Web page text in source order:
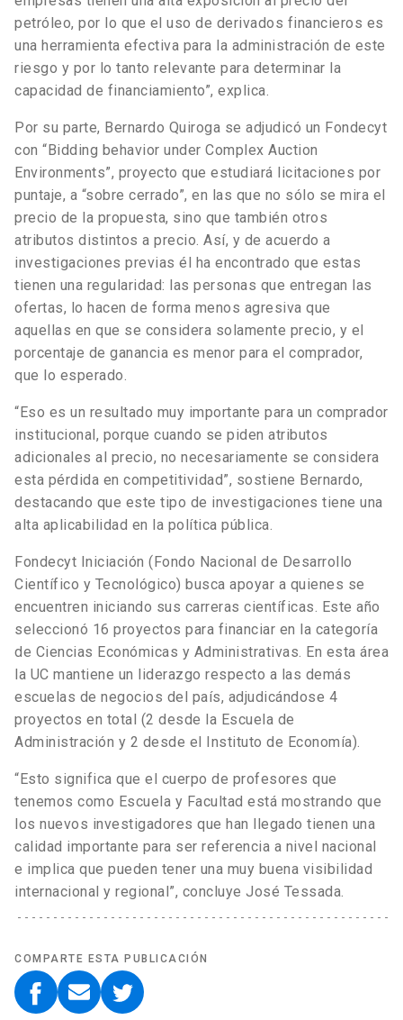
petróleo, por lo que el uso de derivados financieros es
una herramienta efectiva para la administración de este
riesgo y por lo tanto relevante para determinar la
capacidad de financiamiento”, explica.
Por su parte, Bernardo Quiroga se adjudicó un Fondecyt
con “Bidding behavior under Complex Auction
Environments”, proyecto que estudiará licitaciones por
puntaje, a “sobre cerrado”, en las que no sólo se mira el
precio de la propuesta, sino que también otros
atributos distintos a precio. Así, y de acuerdo a
investigaciones previas él ha encontrado que estas
tienen una regularidad: las personas que entregan las
ofertas, lo hacen de forma menos agresiva que
aquellas en que se considera solamente precio, y el
porcentaje de ganancia es menor para el comprador,
que lo esperado.
“Eso es un resultado muy importante para un comprador
institucional, porque cuando se piden atributos
adicionales al precio, no necesariamente se considera
esta pérdida en competitividad”, sostiene Bernardo,
destacando que este tipo de investigaciones tiene una
alta aplicabilidad en la política pública.
Fondecyt Iniciación (Fondo Nacional de Desarrollo
Científico y Tecnológico) busca apoyar a quienes se
encuentren iniciando sus carreras científicas. Este año
seleccionó 16 proyectos para financiar en la categoría
de Ciencias Económicas y Administrativas. En esta área
la UC mantiene un liderazgo respecto a las demás
escuelas de negocios del país, adjudicándose 4
proyectos en total (2 desde la Escuela de
Administración y 2 desde el Instituto de Economía).
“Esto significa que el cuerpo de profesores que
tenemos como Escuela y Facultad está mostrando que
los nuevos investigadores que han llegado tienen una
calidad importante para ser referencia a nivel nacional
e implica que pueden tener una muy buena visibilidad
internacional y regional”, concluye José Tessada.
COMPARTE ESTA PUBLICACIÓN